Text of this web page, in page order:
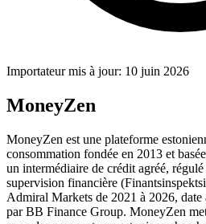
Importateur mis à jour: 10 juin 2026
MoneyZen
MoneyZen est une plateforme
consommation fondée en 2013 et
un intermédiaire de crédit agréé,
supervision financière
Admiral Markets de 2021 à 2026, date
par BB Finance Group. MoneyZen